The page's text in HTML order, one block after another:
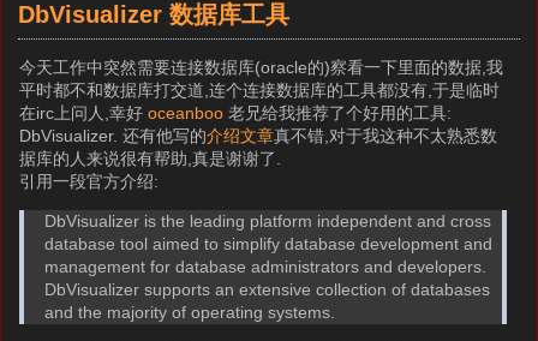
DbVisualizer 数据库工具
今天工作中突然需要连接数据库(oracle的)察看一下里面的数据,我
平时都不和数据库打交道,连个连接数据库的工具都没有,于是临时
在irc上问人,幸好oceanboo 老兄给我推荐了个好用的工具:
DbVisualizer. 还有他写的介绍文章真不错,对于我这种不太熟悉数
据库的人来说很有帮助,真是谢谢了.
引用一段官方介绍:
DbVisualizer is the leading platform independent and cross
database tool aimed to simplify database development and
management for database administrators and developers.
DbVisualizer supports an extensive collection of databases
and the majority of operating systems.